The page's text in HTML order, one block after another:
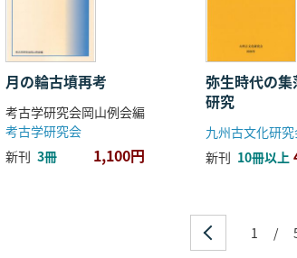
月の輪古墳再考
考古学研究会岡山例会編
考古学研究会
新刊 3冊 1,100円
弥生時代の
研究
九州古文化研
新刊 10冊以上
1 /